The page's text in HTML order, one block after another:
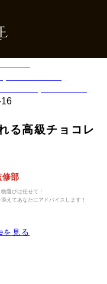
る高級チョコレ
修部
選びは任せて！
えてあなたにアドバイスします！
を見る